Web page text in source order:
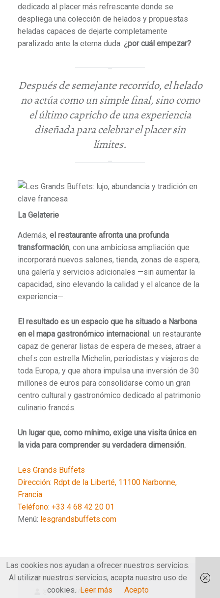
dedicado al placer más refrescante donde se
despliega una colección de helados y propuestas
heladas capaces de dejarte completamente
paralizado ante la eterna duda: ¿por cuál empezar?
Después de semejante recorrido, el helado
no actúa como un simple final, sino como
el último capricho de una experiencia
diseñada para celebrar el placer sin
límites.
La Gelaterie
Además, el restaurante afronta una profunda
transformación, con una ambiciosa ampliación que
incorporará nuevos salones, tienda, zonas de espera,
una galería y servicios adicionales —sin aumentar la
capacidad, sino elevando la calidad y el alcance de la
experiencia—.
El resultado es un espacio que ha situado a Narbona
en el mapa gastronómico internacional: un restaurante
capaz de generar listas de espera de meses, atraer a
chefs con estrella Michelin, periodistas y viajeros de
toda Europa, y que ahora impulsa una inversión de 30
millones de euros para consolidarse como un gran
centro cultural y gastronómico dedicado al patrimonio
culinario francés.
Un lugar que, como mínimo, exige una visita única en
la vida para comprender su verdadera dimensión.
Les Grands Buffets
Dirección: Rdpt de la Liberté, 11100 Narbonne,
Francia
Teléfono: +33 4 68 42 20 01
Menú: lesgrandsbuffets.com
MAYO 26, 2026
@MANGELSANCHEZ
Las cookies nos ayudan a ofrecer nuestros servicios.
Al utilizar nuestros servicios, acepta nuestro uso de
cookies. Leer más Acepto